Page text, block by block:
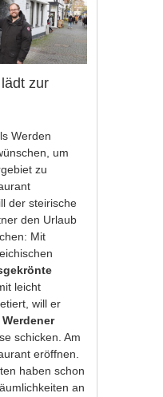
zur
Werden
um
zu
der steirische
den Urlaub
Mit
leicht
will er
Werdener
schicken. Am
eröffnen.
haben schon
an